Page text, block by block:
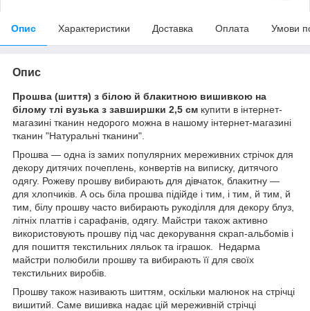
Опис Характеристики Доставка Оплата Умови
Опис
Прошва (шиття) з білою й блакитною вишивкою на
білому тлі вузька з завширшки 2,5 см купити в інтернет-
магазині тканин недорого можна в нашому інтернет-магазині
тканин "Натуральні тканини".
Прошва — одна із замих популярних мереживних стрічок для
декору дитячих почеплень, конвертів на виписку, дитячого
одягу. Рожеву прошву вибирають для дівчаток, блакитну —
для хлопчиків. А ось біла прошва підійде і тим, і тим, й тим, й
тим, білу прошву часто вибирають рукоділля для декору блуз,
літніх платтів і сарафанів, одягу. Майстри також активно
використовують прошву під час декорування скрап-альбомів і
для пошиття текстильних ляльок та іграшок. Недарма
майстри полюбили прошву та вибирають її для своїх
текстильних виробів.
Прошву також називають шиттям, оскільки малюнок на стрічці
вишитий. Саме вишивка надає цій мереживній стрічці